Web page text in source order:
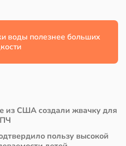
воды полезнее больших
из США создали жвачку для
пользу высокой